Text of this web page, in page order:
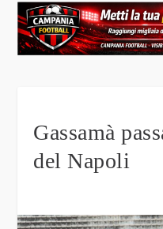
Gassamà
del Napoli